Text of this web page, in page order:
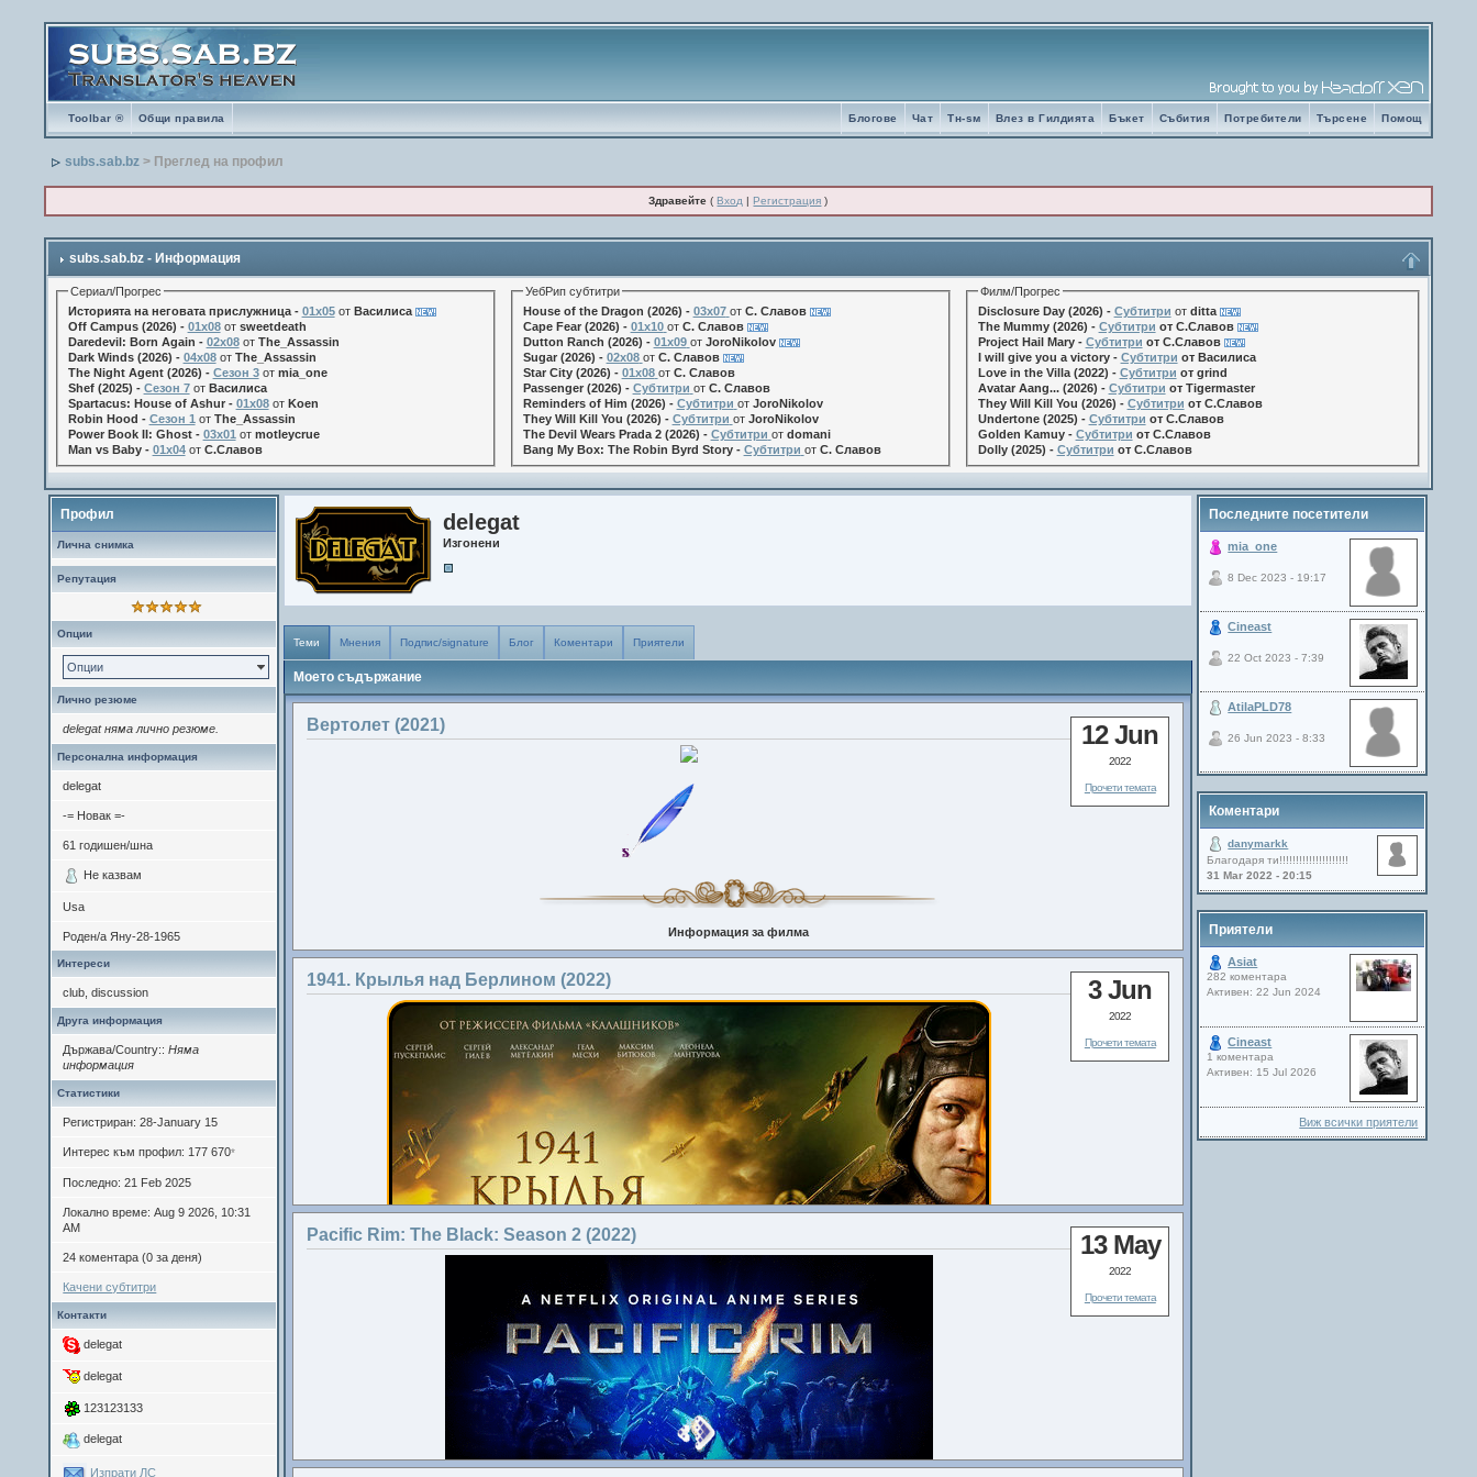
Toolbar ® Общи правила Помощ
Търсене
Потребители
Събития
Бъкет
Влез в Гилдията
Tн-sм
Чат
Блогове
subs.sab.bz > Преглед на профил
Здравейте (Вход |Регистрация )
subs.sab.bz - Информация
Сериал/Прогрес
Историята на неговата прислужница - 01х05от Василиса
Off Campus (2026) - 01x08от sweetdeath
Daredevil: Born Again - 02x08от The_Assassin
Dark Winds (2026) - 04x08от The_Assassin
The Night Agent (2026) - Сезон 3от mia_one
Shef (2025) - Сезон 7от Василиса
Spartacus: House of Ashur - 01x08от Koen
Robin Hood - Сезон 1 от The_Assassin
Power Book II: Ghost - 03x01 от motleycrue
Man vs Baby - 01x04от С.Славов
УебРип субтитри
House of the Dragon (2026) - 03x07 от С. Славов
Cape Fear (2026) - 01x10 от С. Славов
Dutton Ranch (2026) - 01x09 от JoroNikolov
Sugar (2026) - 02x08 от С. Славов
Star City (2026) - 01x08 от С. Славов
Passenger (2026) - Субтитри от С. Славов
Reminders of Him (2026) - Субтитри от JoroNikolov
They Will Kill You (2026) - Субтитри от JoroNikolov
The Devil Wears Prada 2 (2026) - Субтитри от domani
Bang My Box: The Robin Byrd Story - Субтитри от С. Славов
Филм/Прогрес
Disclosure Day (2026) - Субтитри от ditta
The Mummy (2026) - Субтитри от С.Славов
Project Hail Mary - Субтитри от С.Славов
I will give you a victory - Субтитри от Василиса
Love in the Villa (2022) - Субтитри от grind
Avatar Aang... (2026) - Субтитри от Tigermaster
They Will Kill You (2026) - Субтитри от С.Славов
Undertone (2025) - Субтитри от С.Славов
Golden Kamuy - Субтитри от С.Славов
Dolly (2025) - Субтитри от С.Славов
Профил
Лична снимка
Репутация
Опции
Опции
Лично резюме
delegat няма лично резюме.
Персонална информация
delegat
-= Новак =-
61 годишен/шна
Не казвам
Usa
Роден/а Яну-28-1965
Интереси
club, discussion
Друга информация
Държава/Country::Няма
информация
Статистики
Регистриран: 28-January 15
Интерес към профил: 177 670*
Последно: 21 Feb 2025
Локално време: Aug 9 2026, 10:31
AM
24 коментара (0 за деня)
Качени субтитри
Контакти
delegat
delegat
123123133
delegat
Изпрати ЛС
delegat
Изгонени
Теми Мнения Подпис/signature Блог Коментари Приятели
Моето съдържание
12 Jun
2022
Прочети темата
Вертолет (2021)
Информация за филма
Издаден:
Жанр:
Страна:Русия
Студия:
Saisaky Films
Режисьор:Михаил Лукачевский
В ролите:Гаврил Менкяров, Ефим Степанов, Инга Леонова,
Наталья Степанова, Роман Атласов, Дмитрий Трофимов...
За филма:
посещава възрастните си родители, живеещи
в труднодостъпно северно село. Изведнъж детето им
се разболява от дизентерия. В селото липсват
необходимите лекарства, телефонната линия е прекъсната,
а пътищата са отнесени от пролетното наводнение.
Младият татко Ваня решава сам да стигне
до областния център, за помощ...
3 Jun
2022
Прочети темата
1941. Крылья над Берлином (2022)
13 May
2022
Прочети темата
Pacific Rim: The Black: Season 2 (2022)
Последните посетители
mia_one
8 Dec 2023 - 19:17
Cineast
22 Oct 2023 - 7:39
AtilaPLD78
26 Jun 2023 - 8:33
Коментари
danymarkk
Благодаря ти!!!!!!!!!!!!!!!!!!!!!
31 Mar 2022 - 20:15
Приятели
Asiat
282 коментара
Активен: 22 Jun 2024
Cineast
1 коментара
Активен: 15 Jul 2026
Виж всички приятели